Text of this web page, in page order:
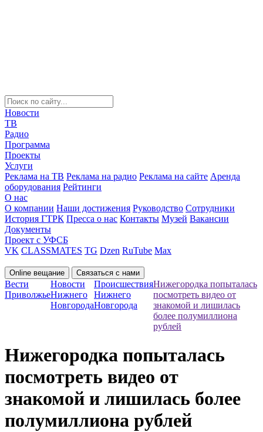
Новости
ТВ
Радио
Программа
Проекты
Услуги
Реклама на ТВ Реклама на радио Реклама на сайте Аренда
оборудования Рейтинги
О нас
О компании Наши достижения Руководство Сотрудники
История ГТРК Пресса о нас Контакты Музей Вакансии
Документы
Проект с УФСБ
VK CLASSMATES TG Dzen RuTube Max
Online вещание Связаться с нами
Вести
Приволжье
Новости
Нижнего
Новгорода
Происшествия
Нижнего
Новгорода
Нижегородка попыталась
посмотреть видео от
знакомой и лишилась
более полумиллиона
рублей
Нижегородка попыталась
посмотреть видео от
знакомой и лишилась более
полумиллиона рублей